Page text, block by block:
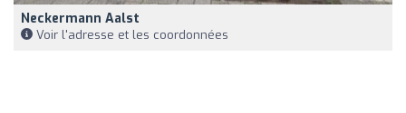
Neckermann Aalst
Voir l'adresse et les coordonnées